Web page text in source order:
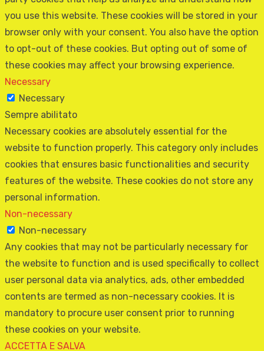
you use this website. These cookies will be stored in your
browser only with your consent. You also have the option
to opt-out of these cookies. But opting out of some of
these cookies may affect your browsing experience.
Necessary
Necessary
Sempre abilitato
Necessary cookies are absolutely essential for the
website to function properly. This category only includes
cookies that ensures basic functionalities and security
features of the website. These cookies do not store any
personal information.
Non-necessary
Non-necessary
Any cookies that may not be particularly necessary for
the website to function and is used specifically to collect
user personal data via analytics, ads, other embedded
contents are termed as non-necessary cookies. It is
mandatory to procure user consent prior to running
these cookies on your website.
ACCETTA E SALVA